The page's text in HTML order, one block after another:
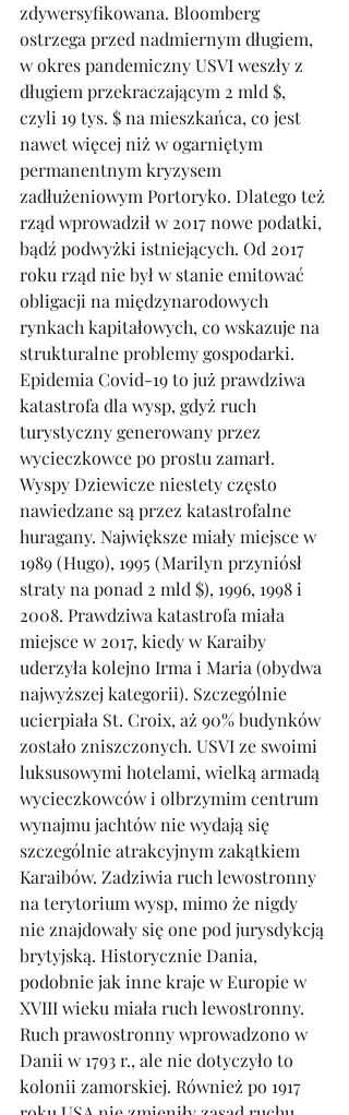
zdywersyfikowana. Bloomberg
ostrzega przed nadmiernym długiem,
w okres pandemiczny USVI weszły z
długiem przekraczającym 2 mld $,
czyli 19 tys. $ na mieszkańca, co jest
nawet więcej niż w ogarniętym
permanentnym kryzysem
zadłużeniowym Portoryko. Dlatego też
rząd wprowadził w 2017 nowe podatki,
bądź podwyżki istniejących. Od 2017
roku rząd nie był w stanie emitować
obligacji na międzynarodowych
rynkach kapitałowych, co wskazuje na
strukturalne problemy gospodarki.
Epidemia Covid-19 to już prawdziwa
katastrofa dla wysp, gdyż ruch
turystyczny generowany przez
wycieczkowce po prostu zamarł.
Wyspy Dziewicze niestety często
nawiedzane są przez katastrofalne
huragany. Największe miały miejsce w
1989 (Hugo), 1995 (Marilyn przyniósł
straty na ponad 2 mld $), 1996, 1998 i
2008. Prawdziwa katastrofa miała
miejsce w 2017, kiedy w Karaiby
uderzyła kolejno Irma i Maria (obydwa
najwyższej kategorii). Szczególnie
ucierpiała St. Croix, aż 90% budynków
zostało zniszczonych. USVI ze swoimi
luksusowymi hotelami, wielką armadą
wycieczkowców i olbrzymim centrum
wynajmu jachtów nie wydają się
szczególnie atrakcyjnym zakątkiem
Karaibów. Zadziwia ruch lewostronny
na terytorium wysp, mimo że nigdy
nie znajdowały się one pod jurysdykcją
brytyjską. Historycznie Dania,
podobnie jak inne kraje w Europie w
XVIII wieku miała ruch lewostronny.
Ruch prawostronny wprowadzono w
Danii w 1793 r., ale nie dotyczyło to
kolonii zamorskiej. Również po 1917